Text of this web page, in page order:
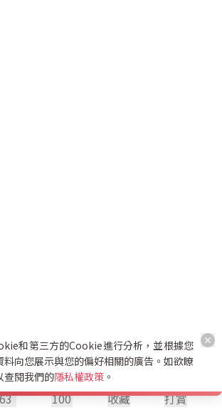
63 100 收藏 打賞
和第三方的Cookie進行分析，並根據您
料向您展示與您的偏好相關的廣告。如欲瞭
查閱我們的隱私權政策 。